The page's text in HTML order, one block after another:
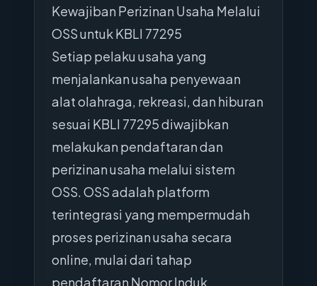
Kewajiban Perizinan Usaha Melalui
OSS untuk KBLI 77295
Setiap pelaku usaha yang
menjalankan usaha penyewaan
alat olahraga, rekreasi, dan hiburan
sesuai KBLI 77295 diwajibkan
melakukan pendaftaran dan
perizinan usaha melalui sistem
OSS. OSS adalah platform
terintegrasi yang mempermudah
proses perizinan usaha secara
online, mulai dari tahap
pendaftaran Nomor Induk